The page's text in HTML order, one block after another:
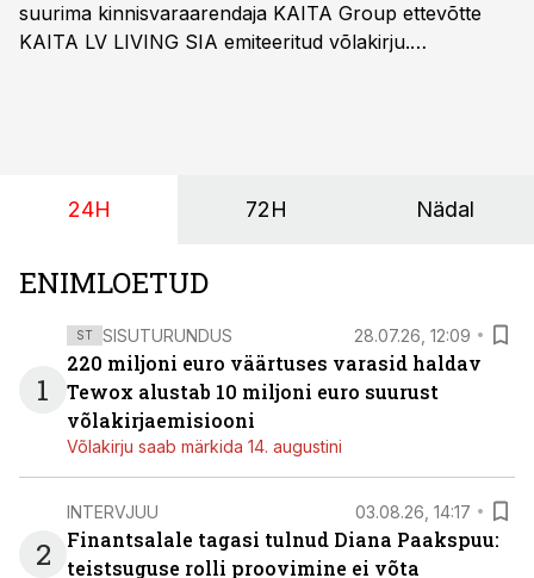
suurima kinnisvaraarendaja KAITA Group ettevõtte
KAITA LV LIVING SIA emiteeritud võlakirju.
24H 72H Nädal
ENIMLOETUD
1
ST SISUTURUNDUS 28.07.26, 12:09
220 miljoni euro väärtuses varasid haldav
Tewox alustab 10 miljoni euro suurust
võlakirjaemisiooni
Võlakirju saab märkida 14. augustini
2
INTERVJUU 03.08.26, 14:17
Finantsalale tagasi tulnud Diana Paakspuu:
teistsuguse rolli proovimine ei võta